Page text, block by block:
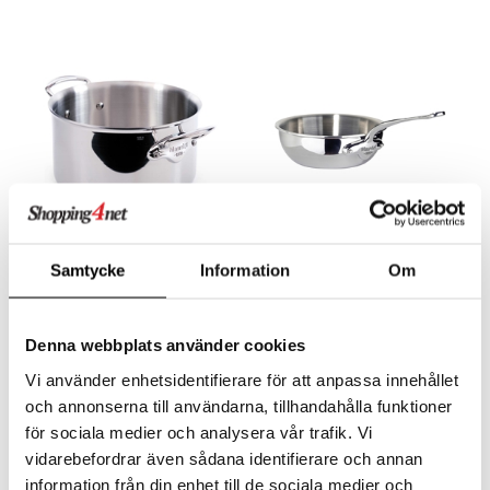
Samtycke Information Om
Denna webbplats använder cookies
Vi använder enhetsidentifierare för att anpassa innehållet
och annonserna till användarna, tillhandahålla funktioner
för sociala medier och analysera vår trafik. Vi
vidarebefordrar även sådana identifierare och annan
information från din enhet till de sociala medier och
Cook Style pata 6.1 litraa
alk.534 €
Cook Style sautepannu 1.6
268,90